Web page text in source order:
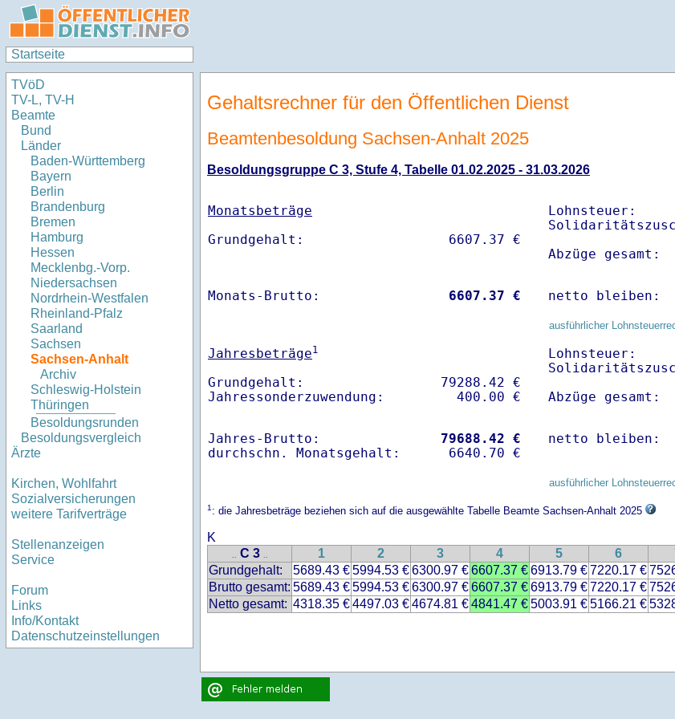
Startseite
TVöD
TV-L, TV-H
Beamte
Bund
Länder
Baden-Württemberg
Bayern
Berlin
Brandenburg
Bremen
Hamburg
Hessen
Mecklenbg.-Vorp.
Niedersachsen
Nordrhein-Westfalen
Rheinland-Pfalz
Saarland
Sachsen
Sachsen-Anhalt
Archiv
Schleswig-Holstein
Thüringen
Besoldungsrunden
Besoldungsvergleich
Ärzte
Kirchen, Wohlfahrt
Sozialversicherungen
weitere Tarifverträge
Stellenanzeigen
Service
Forum
Links
Info/Kontakt
Datenschutzeinstellungen
Gehaltsrechner für den Öffentlichen Dienst
Beamtenbesoldung Sachsen-Anhalt 2025
Besoldungsgruppe C 3, Stufe 4, Tabelle 01.02.2025 - 31.03.2026
Monatsbeträge
Lohnsteuer:
Abzüge
Monats-Brutto: 6607.37 € netto
ausführlicher
Jahresbeträge1
Grundgehalt:                 79288.42 €
Lohnsteuer:
Abzüge
Jahres-Brutto: 79688.42 €
netto
ausführlicher
1: die Jahresbeträge beziehen sich auf die ausgewählte Tabelle Beamte Sachsen-Anhalt 2025
K
.. C 3 .. 1 2 3 4 5 6
Grundgehalt:
5689.43 €5994.53 €6300.97 €6607.37 €6913.79 €7220.17 €
Brutto gesamt: 5689.43 €5994.53 €6300.97 €6607.37 €6913.79 €7220.17 €
Netto gesamt: 4318.35 €4497.03 €4674.81 €4841.47 €5003.91 €5166.21 €